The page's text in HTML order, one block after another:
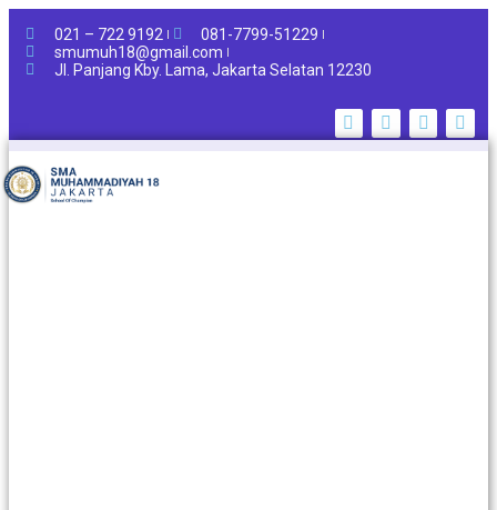
021 – 722 9192
081-7799-51229
smumuh18@gmail.com
Jl. Panjang Kby. Lama, Jakarta Selatan 12230